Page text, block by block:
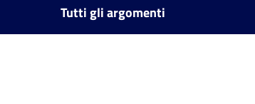
Tutti gli argomenti